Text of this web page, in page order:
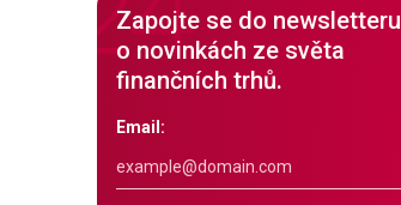
Zapojte se do newsletteru
o novinkách ze světa
finančních trhů.
Email: